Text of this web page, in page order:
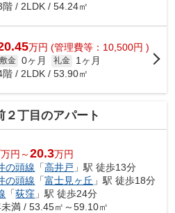
階 / 2LDK / 54.24㎡
万円 (管理費等：10,500円 )
敷金 0ヶ月 礼金
1ヶ月
階 / 2LDK / 53.90㎡
２丁目のアパート
万円～20.3万円
の頭線 「高井戸 」駅 徒歩13分
の頭線 「富士見ヶ丘 」駅 徒歩18分
「荻窪 」駅 徒歩24分
満 / 53.45㎡～59.10㎡